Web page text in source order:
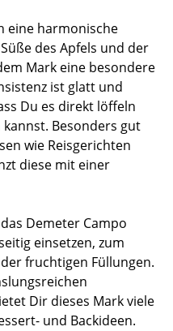
eine harmonische
des Apfels und der
Mark eine besondere
ist glatt und
Du es direkt löffeln
Besonders gut
wie Reisgerichten
diese mit einer
Demeter Campo
einsetzen, zum
fruchtigen Füllungen.
Dir dieses Mark viele
und Backideen.